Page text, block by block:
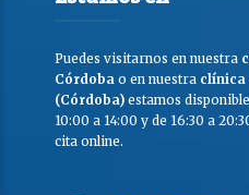
Puedes visitarnos en nuestra
Córdoba o en nuestra clínica
(Córdoba) estamos
10:00 a 14:00 y de 16:30 a
cita online.